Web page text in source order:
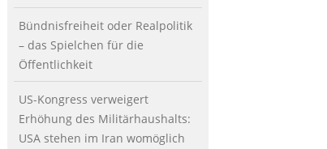
Bündnisfreiheit oder Realpolitik
– das Spielchen für die
Öffentlichkeit
US-Kongress verweigert
Erhöhung des Militärhaushalts:
USA stehen im Iran womöglich